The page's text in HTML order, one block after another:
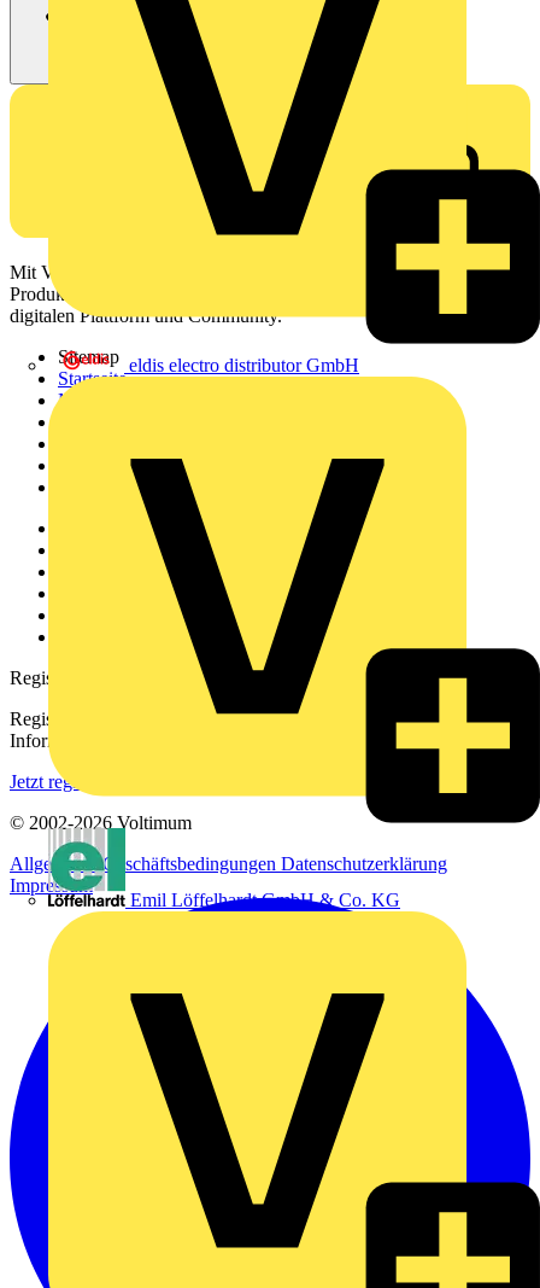
eldis electro distributor GmbH
Emil Löffelhardt GmbH & Co. KG
Mit Voltimum erhalten Elektrofachkräfte Zugang zu Branchennews,
Produktinformationen, Schulungen und Tools – alles auf einer
digitalen Plattform und Community.
Sitemap
Startseite
News
Voltimum+
Weitere Links
Downloadbereich (PDFs)
Häufig gestellte Fragen
Registrierung
Registrieren Sie sich kostenlos und erhalten Sie stets aktuelle
Informationen aus der Elektroindustrie.
Jetzt registrieren
© 2002-2026 Voltimum
Allgemeine Geschäftsbedingungen Datenschutzerklärung
Impressum